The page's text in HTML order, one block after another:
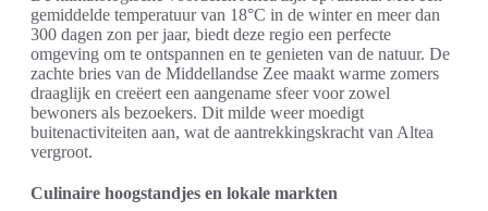
gemiddelde temperatuur van 18°C in de winter en meer dan
300 dagen zon per jaar, biedt deze regio een perfecte
omgeving om te ontspannen en te genieten van de natuur. De
zachte bries van de Middellandse Zee maakt warme zomers
draaglijk en creëert een aangename sfeer voor zowel
bewoners als bezoekers. Dit milde weer moedigt
buitenactiviteiten aan, wat de aantrekkingskracht van Altea
vergroot.
Culinaire hoogstandjes en lokale markten